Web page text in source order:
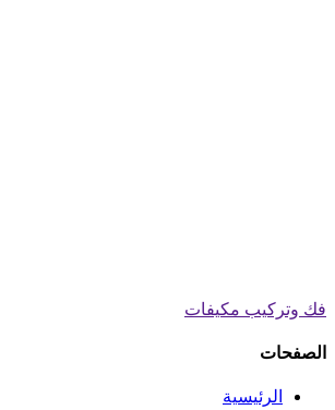
فك وتركيب مكيفات
الصفحات
الرئيسية